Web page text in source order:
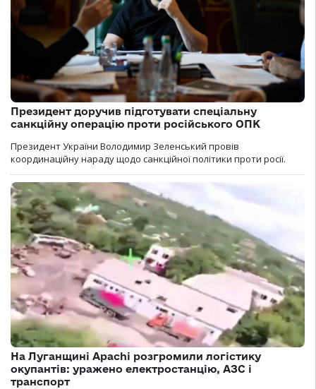
Президент доручив підготувати спеціальну
санкційну операцію проти російського ОПК
Президент України Володимир Зеленський провів
координаційну нараду щодо санкційної політики проти росії.
На Луганщині Apachi розгромили логістику
окупантів: уражено електростанцію, АЗС і
транспорт